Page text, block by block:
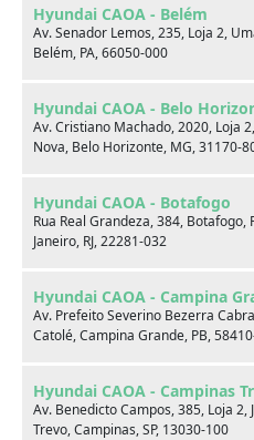
Hyundai CAOA - Belém
Av. Senador Lemos, 235, Loja 2,
Belém, PA, 66050-000
Hyundai CAOA - Belo
Av. Cristiano Machado, 2020, Loja
Nova, Belo Horizonte, MG, 31170-
Hyundai CAOA - Botafogo
Rua Real Grandeza, 384, Botafogo,
Janeiro, RJ, 22281-032
Hyundai CAOA - Campina
Av. Prefeito Severino Bezerra
Catolé, Campina Grande, PB,
Hyundai CAOA - Campinas
Av. Benedicto Campos, 385, Loja 2,
Trevo, Campinas, SP, 13030-100
Venda seu
Consórcio